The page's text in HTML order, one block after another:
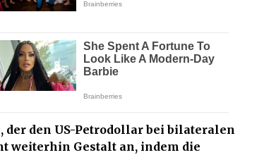
der den US-Petrodollar bei bilateralen
weiterhin Gestalt an, indem die